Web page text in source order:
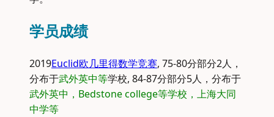
学员成绩
2019Euclid欧几里得数学竞赛, 75-80分部分2人，
分布于武外英中等学校, 84-87分部分5人，分布于
武外英中，Bedstone college等学校，上海大同
中学等